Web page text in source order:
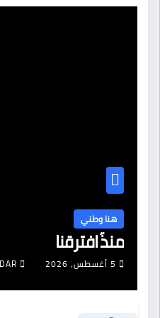
هنا وطني
منذُ افترقنا
5 أغسطس، 2026